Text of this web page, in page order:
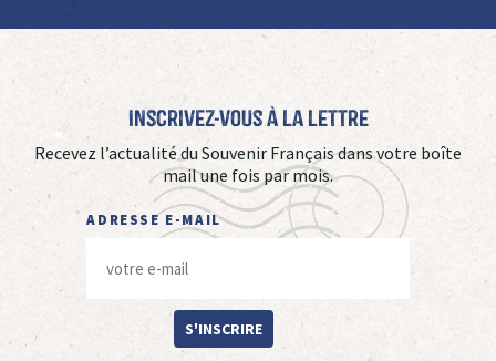
Inscrivez-vous à La Lettre
Recevez l’actualité du Souvenir Français dans votre boîte
mail une fois par mois.
ADRESSE E-MAIL
S'INSCRIRE